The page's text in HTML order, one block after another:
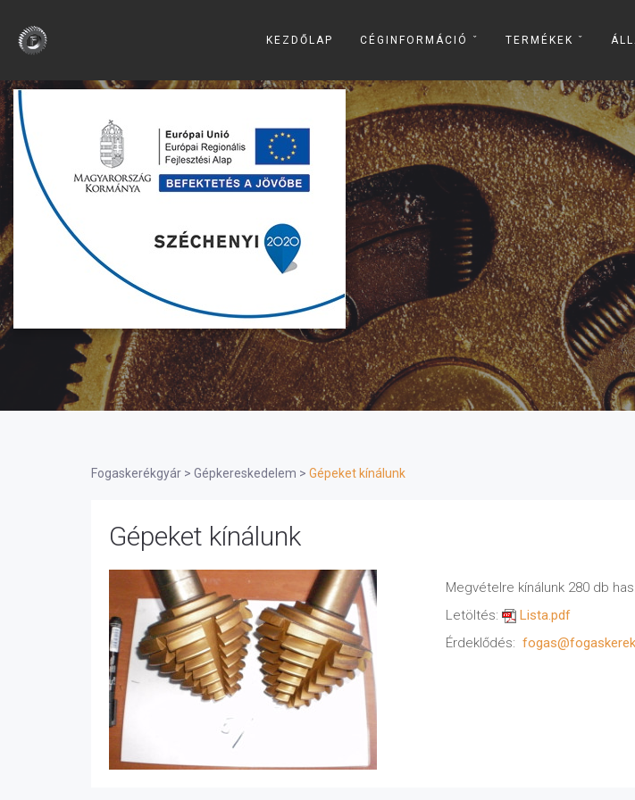
KEZDŐLAP CÉGINFORMÁCIÓ ˇ TERMÉKEK ˇ
Fogaskerékgyár > Gépkereskedelem > Gépeket kínálunk
Gépeket kínálunk
Megvételre kínálunk 280 db
Letöltés:
Lista.pdf
Érdeklődés: